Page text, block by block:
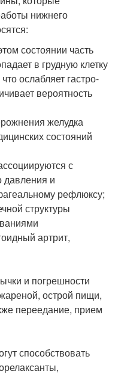
нижнего
состоянии часть
в грудную клетку
ослабляет гастро-
вероятность
желудка
состояний
с
и
рефлюксу;
структуры
артрит,
и погрешности
острой пищи,
переедание, прием
способствовать